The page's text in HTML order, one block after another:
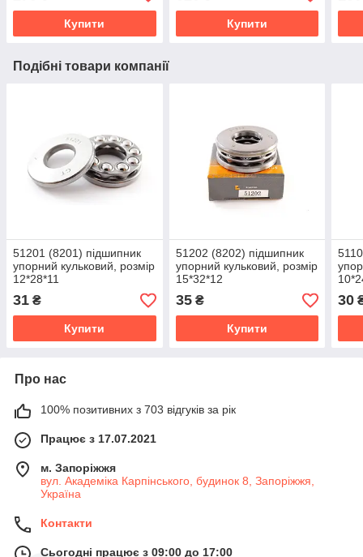
Купити Купити
Подібні товари компанії
51201 (8201) підшипник
упорний кульковий, розмір
12*28*11
31 ₴
Купити
51202 (8202) підшипник
упорний кульковий, розмір
15*32*12
35₴
Купити
30
Про нас
100% позитивних з 703 відгуків за рік
Працює з 17.07.2021
м. Запоріжжя
вул. Академіка Карпінського, будинок 8, Запоріжжя,
Україна
Контакти
Сьогодні працює з 09:00 до 17:00